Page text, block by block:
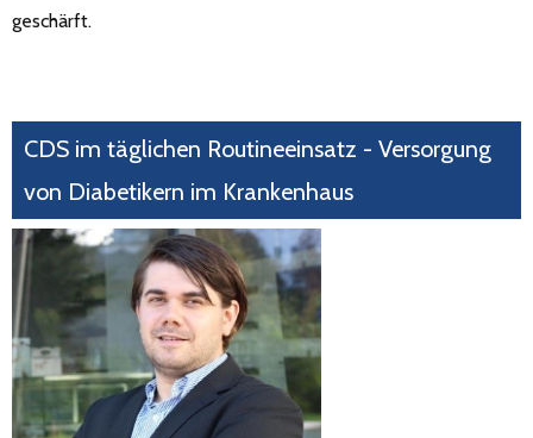
geschärft.
CDS im täglichen Routineeinsatz - Versorgung
von Diabetikern im Krankenhaus